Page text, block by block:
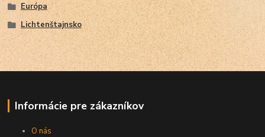
Európa
Lichtenštajnsko
Informácie pre zákazníkov
O nás